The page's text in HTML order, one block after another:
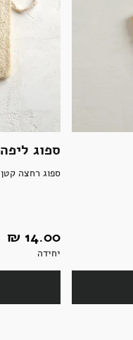
ספוג ליפה
ספוג רחצה קטן
14.00 ‏₪
יחידה